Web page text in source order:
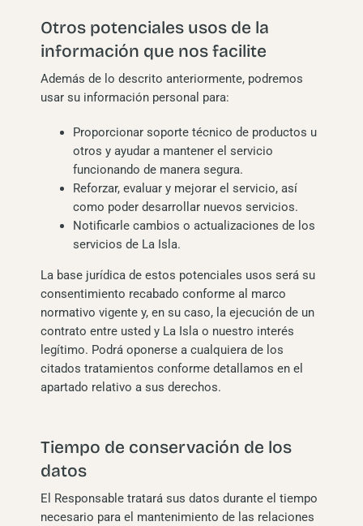
Otros potenciales usos de la
información que nos facilite
Además de lo descrito anteriormente, podremos
usar su información personal para:
Proporcionar soporte técnico de productos u
otros y ayudar a mantener el servicio
funcionando de manera segura.
Reforzar, evaluar y mejorar el servicio, así
como poder desarrollar nuevos servicios.
Notificarle cambios o actualizaciones de los
servicios de La Isla.
La base jurídica de estos potenciales usos será su
consentimiento recabado conforme al marco
normativo vigente y, en su caso, la ejecución de un
contrato entre usted y La Isla o nuestro interés
legítimo. Podrá oponerse a cualquiera de los
citados tratamientos conforme detallamos en el
apartado relativo a sus derechos.
Tiempo de conservación de los
datos
El Responsable tratará sus datos durante el tiempo
necesario para el mantenimiento de las relaciones